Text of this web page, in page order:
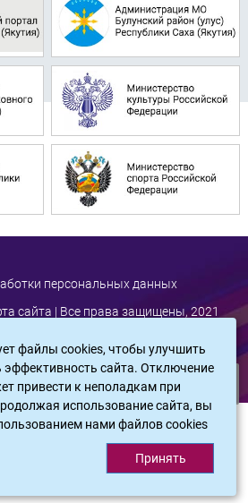
персональных данных
сайта | Все права защищены, 2021
файлы cookies, чтобы улучшить
эффективность сайта. Отключение
привести к неполадкам при
использование сайта, вы
нами файлов cookies
Принять
. ИНФОРМАЦИОННЫЕ ТЕХНОЛОГИИ